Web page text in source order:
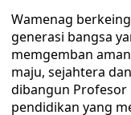
Wamenag
generasi bangsa
memgemban
maju, sejahtera
dibangun Profesor
pendidikan yang